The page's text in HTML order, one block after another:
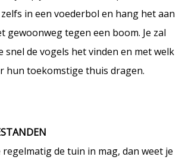
in een voederbol en hang het aan
gewoonweg tegen een boom. Je zal
snel de vogels het vinden en met welk
hun toekomstige thuis dragen.
regelmatig de tuin in mag, dan weet je